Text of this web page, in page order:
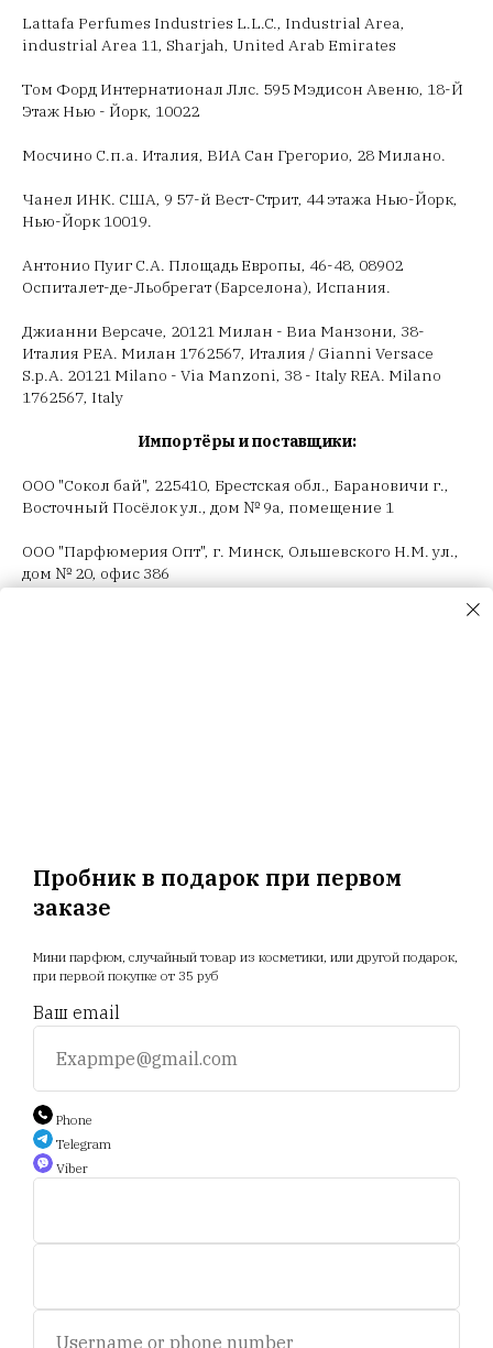
Пробник в подарок при первом
заказе
Мини парфюм, случайный товар из косметики, или другой подарок,
при первой покупке от 35 руб
Ваш email
Phone
Telegram
Viber
Lattafa Perfumes Industries L.L.C., Industrial Area,
industrial Area 11, Sharjah, United Arab Emirates
Том Форд Интернатионал Ллс. 595 Мэдисон Авеню, 18-Й
Этаж Нью - Йорк, 10022
Мосчино С.п.а. Италия, ВИА Сан Грегорио, 28 Милано.
Чанел ИНК. США, 9 57-й Вест-Стрит, 44 этажа Нью-Йорк,
Нью-Йорк 10019.
Антонио Пуиг С.А. Площадь Европы, 46-48, 08902
Оспиталет-де-Льобрегат (Барселона), Испания.
Джианни Версаче, 20121 Милан - Виа Манзони, 38-
Италия РЕА. Милан 1762567, Италия / Gianni Versace
S.p.A. 20121 Milano - Via Manzoni, 38 - Italy REA. Milano
1762567, Italy
Импортёры и поставщики:
ООО "Сокол бай", 225410, Брестская обл., Барановичи г.,
Восточный Посёлок ул., дом № 9а, помещение 1
ООО "Парфюмерия Опт", г. Минск, Ольшевского Н.М. ул.,
дом № 20, офис 386
Акции Отзывы
+375 25 794 81 89